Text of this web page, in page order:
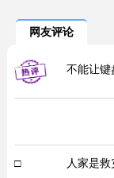
网友评论
不能让键
□
人家是